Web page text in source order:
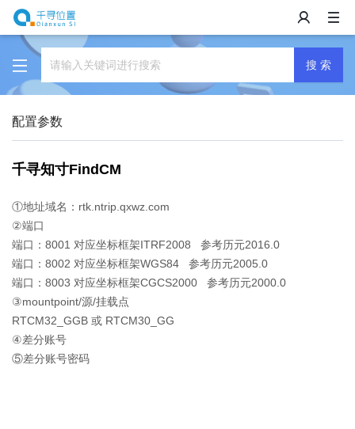
搜 索
配置参数
千寻知寸FindCM
①地址域名：rtk.ntrip.qxwz.com
②端口
端口：8001 对应坐标框架ITRF2008 参考历元2016.0
端口：8002 对应坐标框架WGS84 参考历元2005.0
端口：8003 对应坐标框架CGCS2000 参考历元2000.0
③mountpoint/源/挂载点
RTCM32_GGB 或 RTCM30_GG
④差分账号
⑤差分账号密码